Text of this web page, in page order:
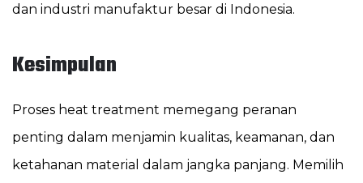
dan industri manufaktur besar di Indonesia.
Kesimpulan
Proses heat treatment memegang peranan
penting dalam menjamin kualitas, keamanan, dan
ketahanan material dalam jangka panjang. Memilih